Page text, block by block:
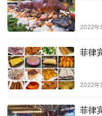
2022年
菲律
2022年
菲律